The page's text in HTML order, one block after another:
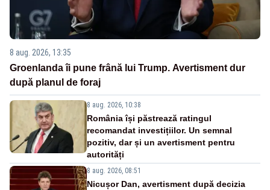
8 aug. 2026, 13:35
Groenlanda îi pune frână lui Trump. Avertisment dur
după planul de foraj
8 aug. 2026, 10:38
România își păstrează ratingul
recomandat investițiilor. Un semnal
pozitiv, dar și un avertisment pentru
autorități
8 aug. 2026, 08:51
Nicușor Dan, avertisment după decizia